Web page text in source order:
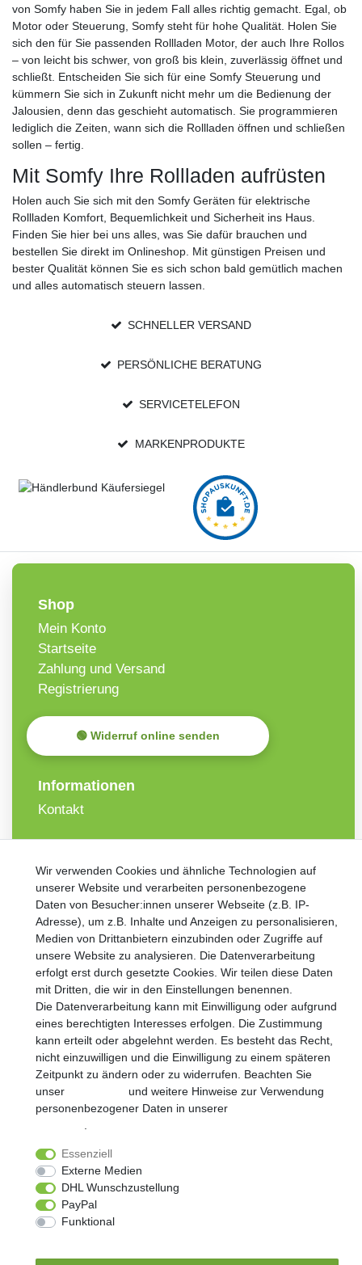
von Somfy haben Sie in jedem Fall alles richtig gemacht. Egal, ob
Motor oder Steuerung, Somfy steht für hohe Qualität. Holen Sie
sich den für Sie passenden Rollladen Motor, der auch Ihre Rollos
– von leicht bis schwer, von groß bis klein, zuverlässig öffnet und
schließt. Entscheiden Sie sich für eine Somfy Steuerung und
kümmern Sie sich in Zukunft nicht mehr um die Bedienung der
Jalousien, denn das geschieht automatisch. Sie programmieren
lediglich die Zeiten, wann sich die Rollladen öffnen und schließen
sollen – fertig.
Mit Somfy Ihre Rollladen aufrüsten
Holen auch Sie sich mit den Somfy Geräten für elektrische
Rollladen Komfort, Bequemlichkeit und Sicherheit ins Haus.
Finden Sie hier bei uns alles, was Sie dafür brauchen und
bestellen Sie direkt im Onlineshop. Mit günstigen Preisen und
bester Qualität können Sie es sich schon bald gemütlich machen
und alles automatisch steuern lassen.
SCHNELLER VERSAND
PERSÖNLICHE BERATUNG
SERVICETELEFON
MARKENPRODUKTE
Shop
Mein Konto
Startseite
Zahlung und Versand
Registrierung
🟢 Widerruf online senden
Informationen
Kontakt
Newsletter
Honig
Hiermit bestätige ich, dass ich dieDaten­schutz­erklärunggelesen
habe. Meine Einwilligung kann ich jederzeit widerrufen.**
Abonnieren
Widerrufs­recht Impressum Daten­schutz­erklärung
© Copyright 2026 | Alle Rechte vorbehalten.
Wir verwenden Cookies und ähnliche Technologien auf
unserer Website und verarbeiten personenbezogene
Daten von Besucher:innen unserer Webseite (z.B. IP-
Adresse), um z.B. Inhalte und Anzeigen zu personalisieren,
Medien von Drittanbietern einzubinden oder Zugriffe auf
unsere Website zu analysieren. Die Datenverarbeitung
erfolgt erst durch gesetzte Cookies. Wir teilen diese Daten
mit Dritten, die wir in den Einstellungen benennen.
Die Datenverarbeitung kann mit Einwilligung oder aufgrund
eines berechtigten Interesses erfolgen. Die Zustimmung
kann erteilt oder abgelehnt werden. Es besteht das Recht,
nicht einzuwilligen und die Einwilligung zu einem späteren
Zeitpunkt zu ändern oder zu widerrufen. Beachten Sie
unser
und weitere Hinweise zur Verwendung
personenbezogener Daten in unserer
Essenziell
Externe Medien
DHL Wunschzustellung
PayPal
Funktional